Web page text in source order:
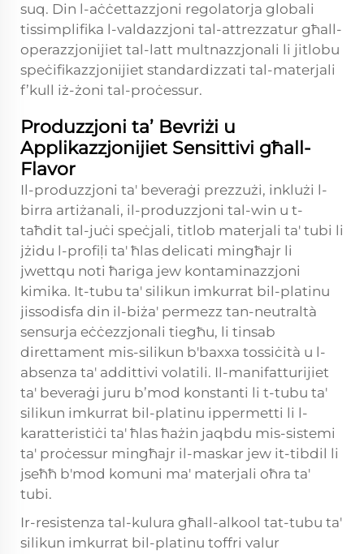
suq. Din l-aċċettazzjoni regolatorja globali
tissimplifika l-valdazzjoni tal-attrezzatur għall-
operazzjonijiet tal-latt multnazzjonali li jitlobu
speċifikazzjonijiet standardizzati tal-materjali
f’kull iż-żoni tal-proċessur.
Produzzjoni ta’ Bevriżi u
Applikazzjonijiet Sensittivi għall-
Flavor
Il-produzzjoni ta' beveraġi prezzużi, inklużi l-
birra artiżanali, il-produzzjoni tal-win u t-
taħdit tal-juċi speċjali, titlob materjali ta' tubi li
jżidu l-profiļi ta' ħlas delicati mingħajr li
jwettqu noti ħariga jew kontaminazzjoni
kimika. It-tubu ta' silikun imkurrat bil-platinu
jissodisfa din il-biża' permezz tan-neutraltà
sensurja eċċezzjonali tiegħu, li tinsab
direttament mis-silikun b'baxxa tossiċità u l-
absenza ta' addittivi volatili. Il-manifatturijiet
ta' beveraġi juru b’mod konstanti li t-tubu ta'
silikun imkurrat bil-platinu ippermetti li l-
karatteristiċi ta' ħlas ħażin jaqbdu mis-sistemi
ta' proċessur mingħajr il-maskar jew it-tibdil li
jseħħ b'mod komuni ma' materjali oħra ta'
tubi.
Ir-resistenza tal-kulura għall-alkool tat-tubu ta'
silikun imkurrat bil-platinu toffri valur